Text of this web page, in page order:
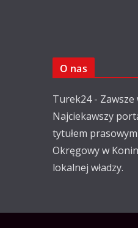
O nas
Turek24 -
Najciekawszy
tytułem
Okręgowy w
lokalnej władzy.